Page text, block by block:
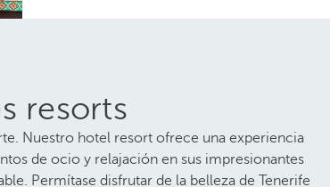
resorts
Nuestro hotel resort ofrece una experiencia
de ocio y relajación en sus impresionantes
Permítase disfrutar de la belleza de Tenerife